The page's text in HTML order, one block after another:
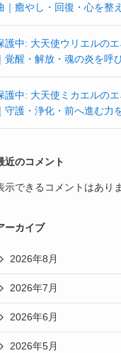
｜癒やし・回復・心を整
護中: 大天使ウリエルの
｜覚醒・解放・魂の炎を呼
護中: 大天使ミカエルの
｜守護・浄化・前へ進む力
近のコメント
示できるコメントはあり
ーカイブ
2026年8月
2026年7月
2026年6月
2026年5月